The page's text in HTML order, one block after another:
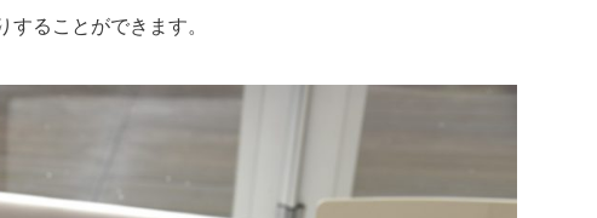
ることができます。